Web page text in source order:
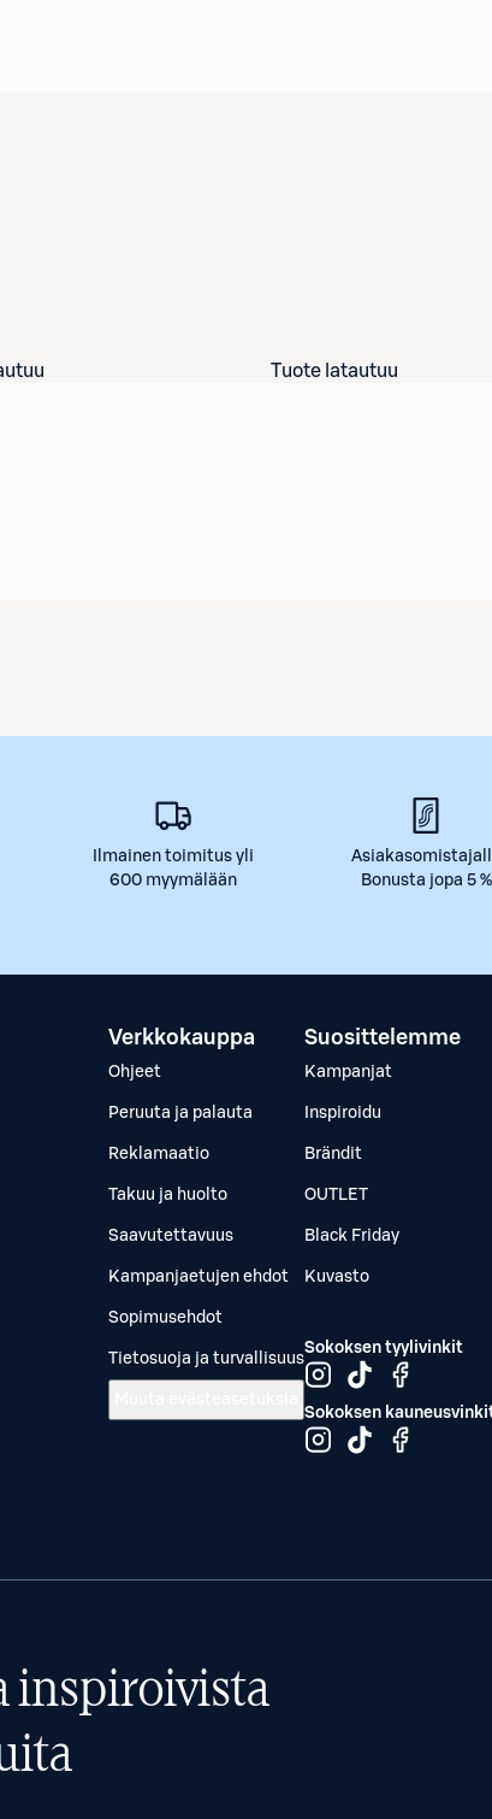
Tuote latautuu
Ilmainen toimitus yli
600 myymälään
Bonusta jopa 5 %
Verkkokauppa
Ohjeet
Peruuta ja palauta
Reklamaatio
Takuu ja huolto
Saavutettavuus
Kampanjaetujen ehdot
Sopimusehdot
Tietosuoja ja turvallisuus
Suosittelemme
Kampanjat
Inspiroidu
Brändit
OUTLET
Black Friday
Kuvasto
Sokoksen tyylivinkit
Sokoksen
inspiroivista